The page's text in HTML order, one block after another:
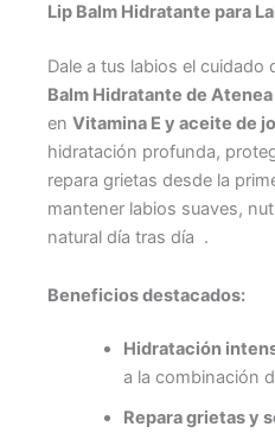
Lip Balm Hidratante para
Dale a tus labios el cuidado
Balm Hidratante de
en Vitamina E y aceite de
hidratación profunda,
repara grietas desde la
mantener labios suaves,
natural día tras día .
Beneficios destacados:
Hidratación
a la combinación
Repara grietas y